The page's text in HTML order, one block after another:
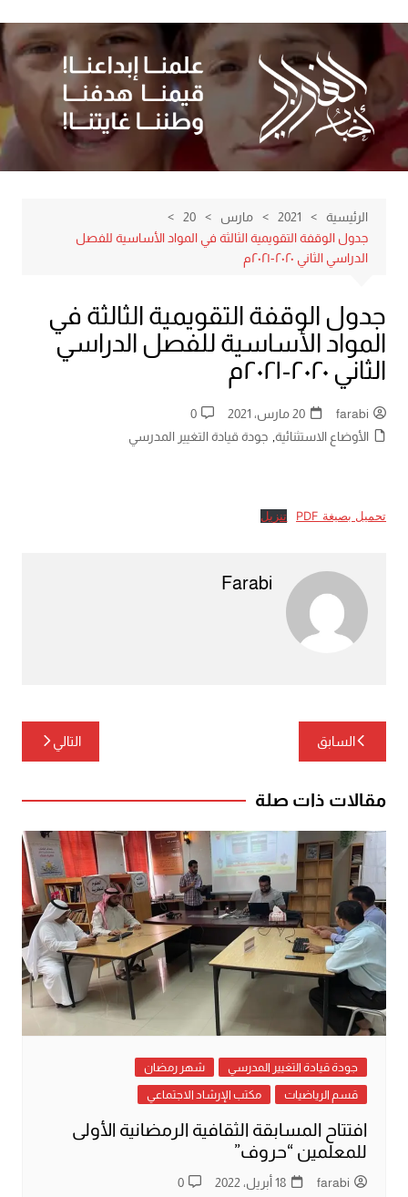
إلى
المحتوى
الرئيسية 2021 مارس
20
جدول الوقفة التقويمية الثالثة في المواد الأساسية للفصل
الدراسي الثاني ٢٠٢٠-٢٠٢١م
جدول الوقفة التقويمية الثالثة في
المواد الأساسية للفصل الدراسي
الثاني ٢٠٢٠-٢٠٢١م
farabi 20 مارس، 2021
0
الأوضاع الاستثنائية, جودة قيادة التغيير المدرسي
تحميل بصيغة PDF تنزيل
Farabi
تصفّح
المقالات
السابق التالي
مقالات ذات صلة
جودة قيادة التغيير المدرسي
شهر رمضان
قسم الرياضيات
مكتب الإرشاد الاجتماعي
افتتاح المسابقة الثقافية الرمضانية الأولى
للمعلمين “حروف”
farabi 18 أبريل، 2022 0